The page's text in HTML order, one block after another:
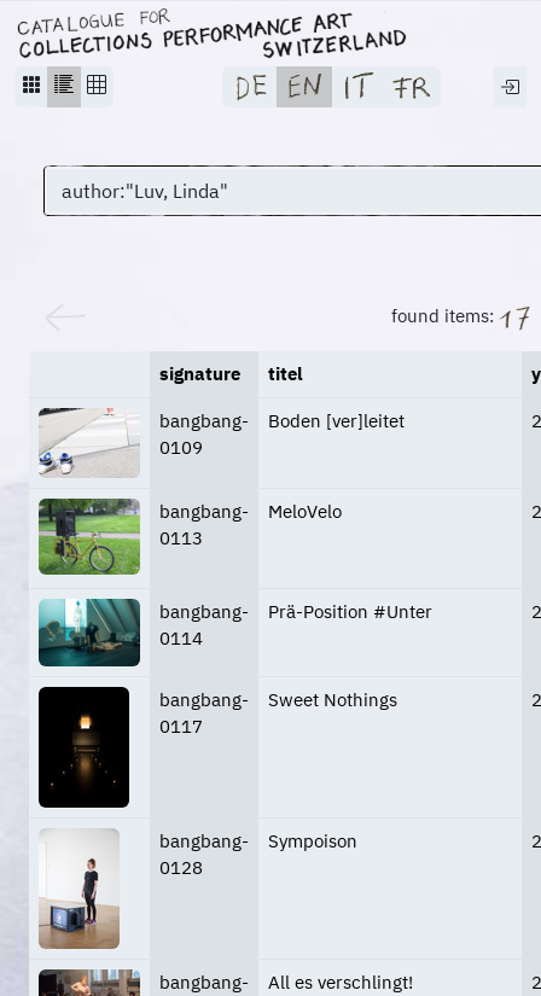
found items:
signature titel
bangbang-
0109
Boden [ver]leitet
bangbang-
0113
MeloVelo
bangbang-
0114
Prä-Position #Unter
bangbang-
0117
Sweet Nothings
bangbang-
0128
Sympoison
bangbang-
All es verschlingt!